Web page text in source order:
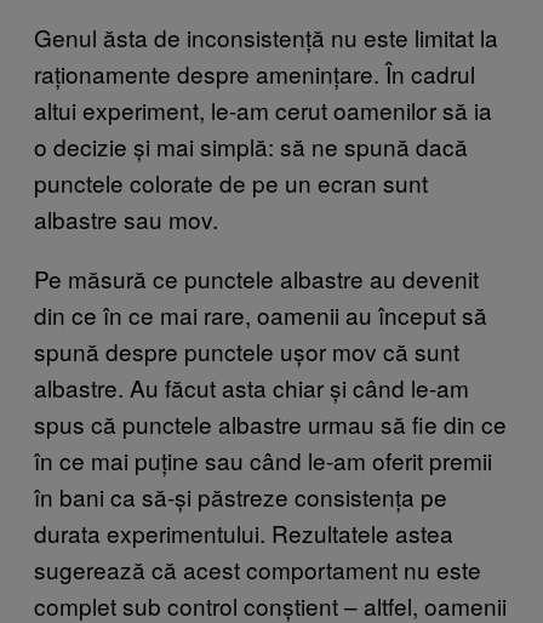
Genul ăsta de inconsistență nu este limitat la
raționamente despre amenințare. În cadrul
altui experiment, le-am cerut oamenilor să ia
o decizie și mai simplă: să ne spună dacă
punctele colorate de pe un ecran sunt
albastre sau mov.
Pe măsură ce punctele albastre au devenit
din ce în ce mai rare, oamenii au început să
spună despre punctele ușor mov că sunt
albastre. Au făcut asta chiar și când le-am
spus că punctele albastre urmau să fie din ce
în ce mai puține sau când le-am oferit premii
în bani ca să-și păstreze consistența pe
durata experimentului. Rezultatele astea
sugerează că acest comportament nu este
complet sub control conștient – altfel, oamenii